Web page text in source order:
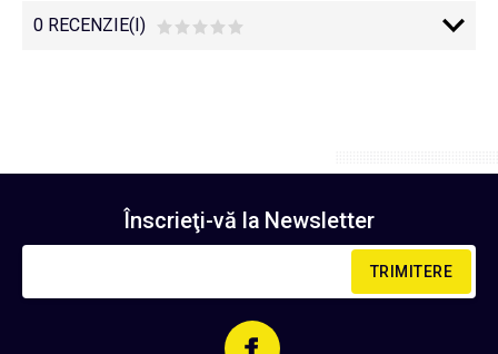
0 RECENZIE(I)
Înscrieţi-vă la Newsletter
TRIMITERE